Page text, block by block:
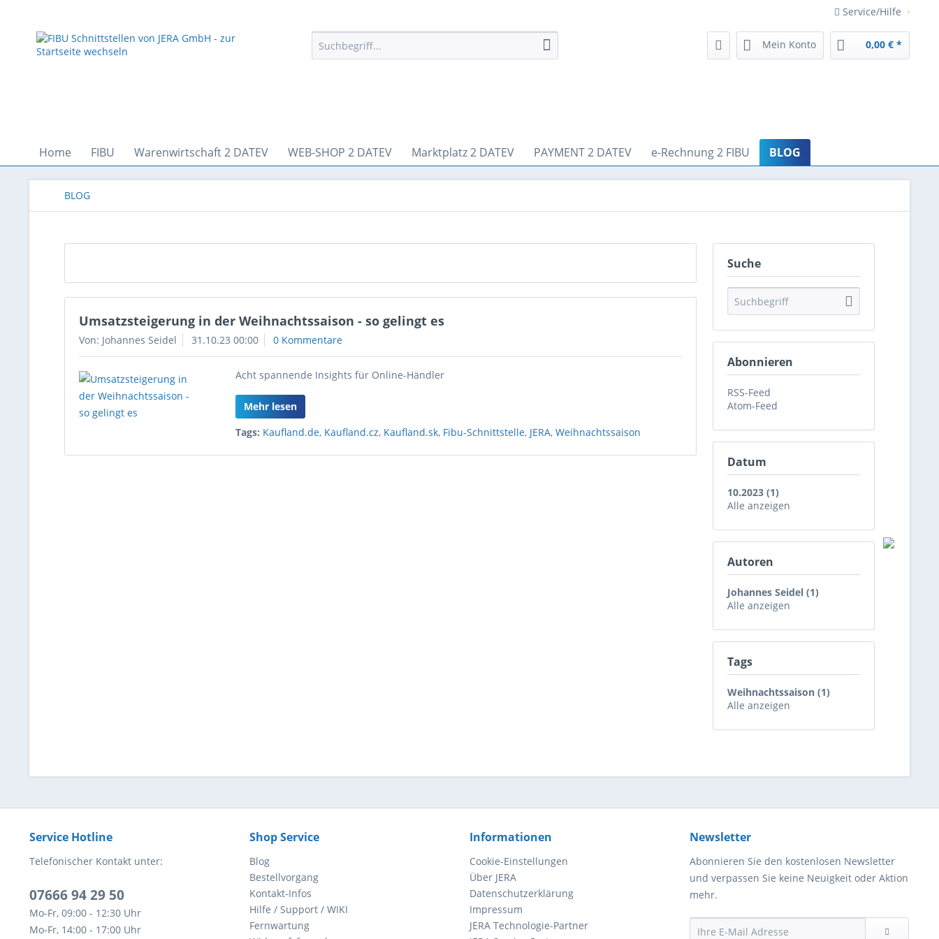
Service/Hilfe
Mein Konto 0,00 € *
Home FIBU Warenwirtschaft 2 DATEV WEB-SHOP 2 DATEV Marktplatz 2 DATEV PAYMENT 2 DATEV e-Rechnung 2 FIBU BLOG
BLOG
Suche
Abonnieren
RSS-Feed
Atom-Feed
Datum
10.2023 (1)
Alle anzeigen
Autoren
Johannes Seidel (1)
Alle anzeigen
Tags
Weihnachtssaison (1)
Alle anzeigen
Umsatzsteigerung in der Weihnachtssaison - so gelingt es
Von: Johannes Seidel 31.10.23 00:00 0 Kommentare
Acht spannende Insights für Online-Händler
Mehr lesen
Tags: Kaufland.de, Kaufland.cz, Kaufland.sk, Fibu-Schnittstelle, JERA,Weihnachtssaison
Service Hotline
Telefonischer Kontakt unter:
07666 94 29 50
Mo-Fr, 09:00 - 12:30 Uhr
Mo-Fr, 14:00 - 17:00 Uhr
Shop Service
Blog
Bestellvorgang
Kontakt-Infos
Hilfe / Support / WIKI
Fernwartung
Informationen
Cookie-Einstellungen
Über JERA
Datenschutzerklärung
Impressum
JERA Technologie-Partner
Newsletter
Abonnieren Sie den kostenlosen Newsletter
und verpassen Sie keine Neuigkeit oder Aktion
mehr.